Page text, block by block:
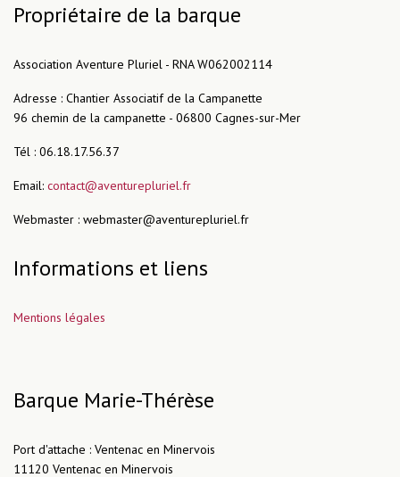
Propriétaire de la barque
Association Aventure Pluriel - RNA W062002114
Adresse : Chantier Associatif de la Campanette
96 chemin de la campanette - 06800 Cagnes-sur-Mer
Tél : 06.18.17.56.37
Email: contact@aventurepluriel.fr
Webmaster : webmaster@aventurepluriel.fr
Informations et liens
Mentions légales
Barque Marie-Thérèse
Port d'attache : Ventenac en Minervois
11120 Ventenac en Minervois